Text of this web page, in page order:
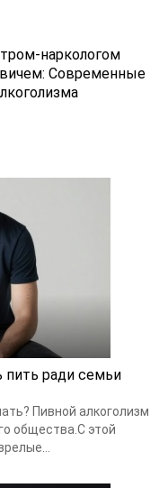
наркологом
Современные
ради семьи
Пивной алкоголизм
общества.С этой